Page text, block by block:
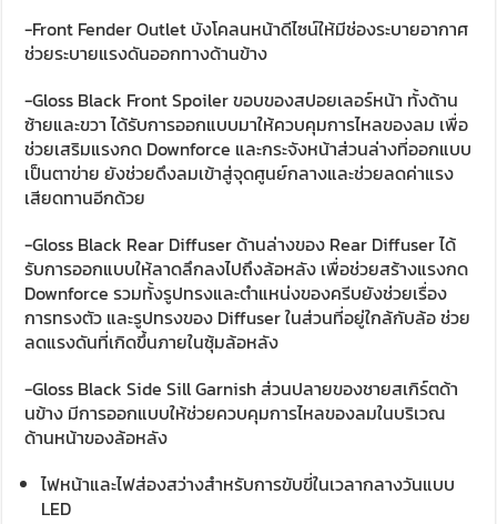
-Front Fender Outlet บังโคลนหน้าดีไซน์ให้มีช่องระบายอากาศ
ช่วยระบายแรงดันออกทางด้านข้าง
-Gloss Black Front Spoilerขอบของสปอยเลอร์หน้า ทั้งด้าน
ซ้ายและขวา ได้รับการออกแบบมาให้ควบคุมการไหลของลม เพื่อ
ช่วยเสริมแรงกด Downforce และกระจังหน้าส่วนล่างที่ออกแบบ
เป็นตาข่าย ยังช่วยดึงลมเข้าสู่จุดศูนย์กลางและช่วยลดค่าแรง
เสียดทานอีกด้วย
-Gloss Black Rear Diffuserด้านล่างของ Rear Diffuser ได้
รับการออกแบบให้ลาดลึกลงไปถึงล้อหลัง เพื่อช่วยสร้างแรงกด
Downforce รวมทั้งรูปทรงและตำแหน่งของครีบยังช่วยเรื่อง
การทรงตัว และรูปทรงของ Diffuser ในส่วนที่อยู่ใกล้กับล้อ ช่วย
ลดแรงดันที่เกิดขึ้นภายในซุ้มล้อหลัง
-Gloss Black Side Sill Garnish ส่วนปลายของชายสเกิร์ตด้า
นข้าง มีการออกแบบให้ช่วยควบคุมการไหลของลมในบริเวณ
ด้านหน้าของล้อหลัง
ไฟหน้าและไฟส่องสว่างสำหรับการขับขี่ในเวลากลางวันแบบ
LED